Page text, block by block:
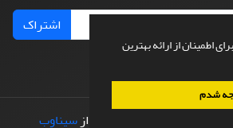
اطمینان از ارائه بهترین
شدم
اشتراک
طراحی و پیاده سازی از سیناوب